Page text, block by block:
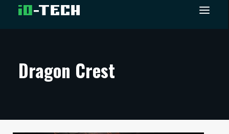
ARTIKKELIT
TECHBBS
Dragon Crest